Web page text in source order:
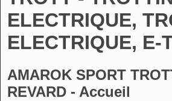
ELECTRIQUE,
ELECTRIQUE, E-
AMAROK SPORT
REVARD - Accueil